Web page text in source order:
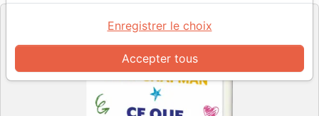
Accepter tous
Enregistrer le choix